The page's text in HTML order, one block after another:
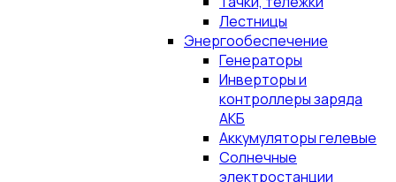
Лестницы
Энергообеспечение
Генераторы
Инверторы и
контроллеры заряда
АКБ
Аккумуляторы гелевые
Солнечные
электростанции